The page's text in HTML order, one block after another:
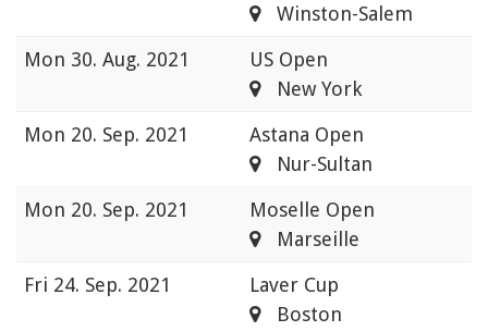
Winston-Salem
Mon 30. Aug. 2021
US Open
New York
Mon 20. Sep. 2021
Astana Open
Nur-Sultan
Mon 20. Sep. 2021
Moselle Open
Marseille
Fri 24. Sep. 2021
Laver Cup
Boston